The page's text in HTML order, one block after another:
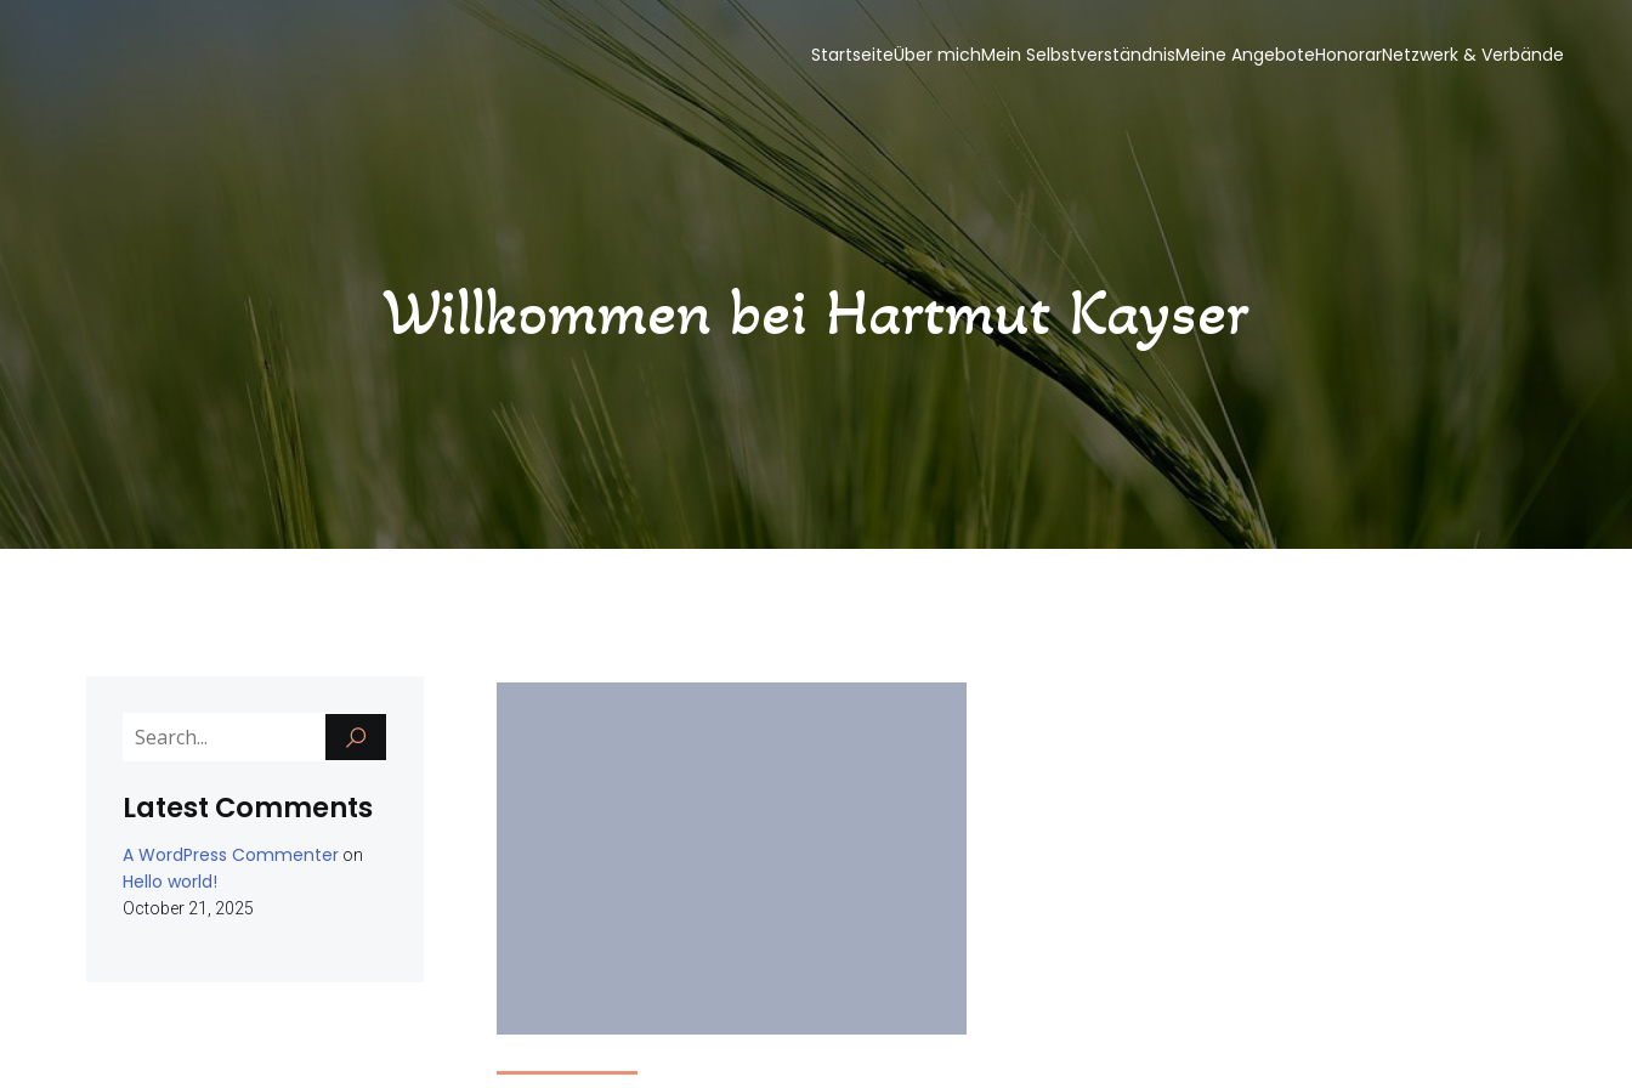
StartseiteÜber michMein SelbstverständnisMeine AngeboteHonorarNetzwerk & Verbände
Willkommen bei Hartmut Kayser
Latest Comments
A WordPress Commenter on
Hello world!
October 21, 2025